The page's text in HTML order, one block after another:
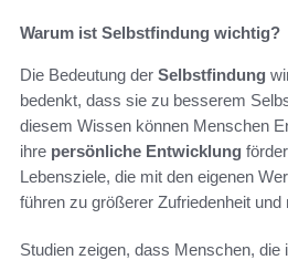
Warum ist Selbstfindung wichtig?
Die Bedeutung der Selbstfindung
bedenkt, dass sie zu besserem
diesem Wissen können Menschen
ihre persönliche Entwicklung
Lebensziele, die mit den eigenen
führen zu größerer Zufriedenheit und
Studien zeigen, dass Menschen, die